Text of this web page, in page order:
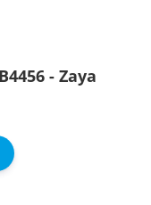
- Zaya